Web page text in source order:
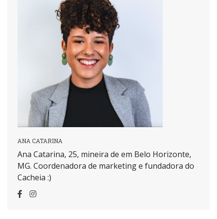
ANA CATARINA
Ana Catarina, 25, mineira de em Belo Horizonte,
MG. Coordenadora de marketing e fundadora do
Cacheia :)